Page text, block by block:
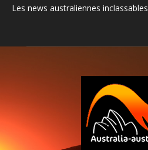
Les news australiennes inclassables